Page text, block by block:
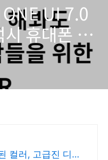
UI 7.0
휴대폰 카
나게 하는법
저것 다
사람들)
컬러, 고급진 디자